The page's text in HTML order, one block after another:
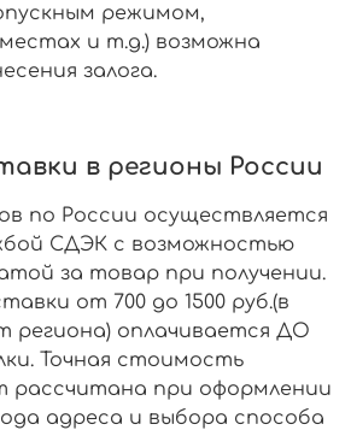
режимом,
и т.д.) возможна
залога.
в регионы России
по России осуществляется
СДЭК с возможностью
за товар при получении.
от 700 до 1500 руб.(в
региона) оплачивается ДО
Точная стоимость
рассчитана при оформлении
адреса и выбора способа